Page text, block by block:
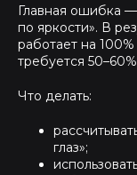
Главная ошибка
по яркости». В
работает на
требуется
Что делать:
глаз»;